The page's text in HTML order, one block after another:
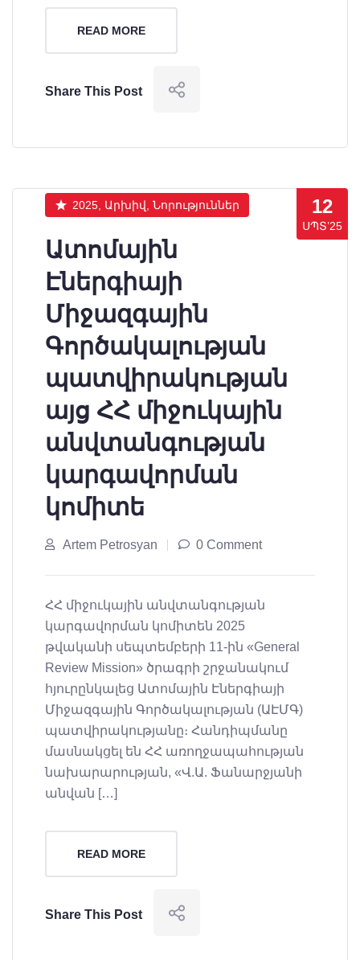
READ MORE
Share This Post
12
ՍՊՏ’25
2025, Արխիվ, Նորություններ
Ատոմային
Էներգիայի
Միջազգային
Գործակալության
պատվիրակության
այց ՀՀ միջուկային
անվտանգության
կարգավորման
կոմիտե
Artem Petrosyan 0 Comment
ՀՀ միջուկային անվտանգության
կարգավորման կոմիտեն 2025
թվականի սեպտեմբերի 11-ին «General
Review Mission» ծրագրի շրջանակում
հյուրընկալեց Ատոմային Էներգիայի
Միջազգային Գործակալության (ԱԷՄԳ)
պատվիրակությանը։ Հանդիպմանը
մասնակցել են ՀՀ առողջապահության
նախարարության, «Վ.Ա. Ֆանարջյանի
անվան […]
READ MORE
Share This Post